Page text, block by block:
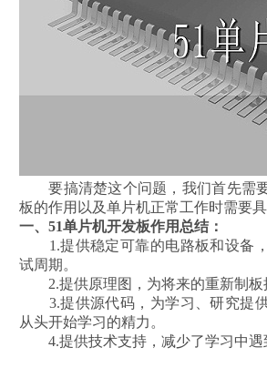
要搞清楚这个问题，我们首先需
板的作用以及单片机正常工作时需要具
一、51单片机开发板作用总结：
1.提供稳定可靠的电路板和设备，
试周期。
2.提供原理图，为将来的重新制板
3.提供源代码，为学习、研究提供
从头开始学习的精力。
4.提供技术支持，减少了学习中遇